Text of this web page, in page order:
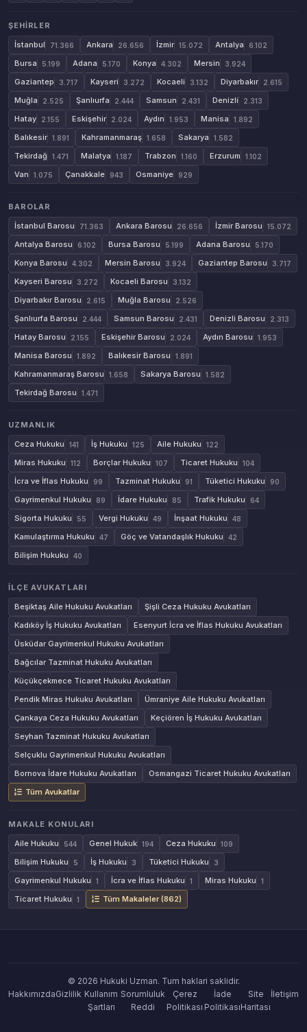
ŞEHIRLER
İstanbul
71.366 Ankara 26.656 İzmir 15.072 Antalya 6.102
Bursa 5.199 Adana 5.170 Konya 4.302 Mersin 3.924
Gaziantep 3.717 Kayseri 3.272 Kocaeli 3.132 Diyarbakır 2.615
Muğla 2.525 Şanlıurfa 2.444 Samsun 2.431 Denizli 2.313
Hatay 2.155 Eskişehir 2.024 Aydın 1.953 Manisa 1.892
Balıkesir 1.891 Kahramanmaraş 1.658 Sakarya 1.582
Tekirdağ 1.471 Malatya 1.187 Trabzon 1.160 Erzurum 1.102
Van 1.075 Çanakkale 943 Osmaniye 929
BAROLAR
İstanbul Barosu
71.363 Ankara Barosu 26.656 İzmir Barosu 15.072
Antalya Barosu 6.102 Bursa Barosu 5.199 Adana Barosu 5.170
Konya Barosu 4.302 Mersin Barosu 3.924 Gaziantep Barosu 3.717
Kayseri Barosu 3.272 Kocaeli Barosu 3.132
Diyarbakır Barosu 2.615 Muğla Barosu 2.526
Şanlıurfa Barosu 2.444 Samsun Barosu 2.431 Denizli Barosu 2.313
Hatay Barosu 2.155 Eskişehir Barosu 2.024 Aydın Barosu 1.953
Manisa Barosu 1.892 Balıkesir Barosu 1.891
Kahramanmaraş Barosu 1.658 Sakarya Barosu 1.582
Tekirdağ Barosu 1.471
UZMANLIK
Ceza Hukuku
141 İş Hukuku 125 Aile Hukuku 122
Miras Hukuku 112 Borçlar Hukuku 107 Ticaret Hukuku 104
İcra ve İflas Hukuku 99 Tazminat Hukuku 91 Tüketici Hukuku 90
Gayrimenkul Hukuku 89 İdare Hukuku 85 Trafik Hukuku 64
Sigorta Hukuku 55 Vergi Hukuku 49 İnşaat Hukuku 48
Kamulaştırma Hukuku 47 Göç ve Vatandaşlık Hukuku 42
Bilişim Hukuku 40
İLÇE AVUKATLARI
Beşiktaş Aile Hukuku Avukatları
Şişli Ceza Hukuku Avukatları
Kadıköy İş Hukuku Avukatları
Esenyurt İcra ve İflas Hukuku Avukatları
Üsküdar Gayrimenkul Hukuku Avukatları
Bağcılar Tazminat Hukuku Avukatları
Küçükçekmece Ticaret Hukuku Avukatları
Pendik Miras Hukuku Avukatları
Ümraniye Aile Hukuku Avukatları
Çankaya Ceza Hukuku Avukatları
Keçiören İş Hukuku Avukatları
Seyhan Tazminat Hukuku Avukatları
Selçuklu Gayrimenkul Hukuku Avukatları
Bornova İdare Hukuku Avukatları
Osmangazi Ticaret Hukuku Avukatları
Tüm Avukatlar
MAKALE KONULARI
Aile Hukuku
544 Genel Hukuk 194 Ceza Hukuku 109
Bilişim Hukuku 5 İş Hukuku 3 Tüketici Hukuku 3
Gayrimenkul Hukuku 1 İcra ve İflas Hukuku 1 Miras Hukuku 1
Ticaret Hukuku 1 Tüm Makaleler (862)
© 2026 Hukuki Uzman. Tum haklari saklidir.
HakkımızdaGizlilik Kullanım
Şartları
Sorumluluk
Reddi
Çerez
Politikası
İade
Politikası
Site
Haritası
İletişim